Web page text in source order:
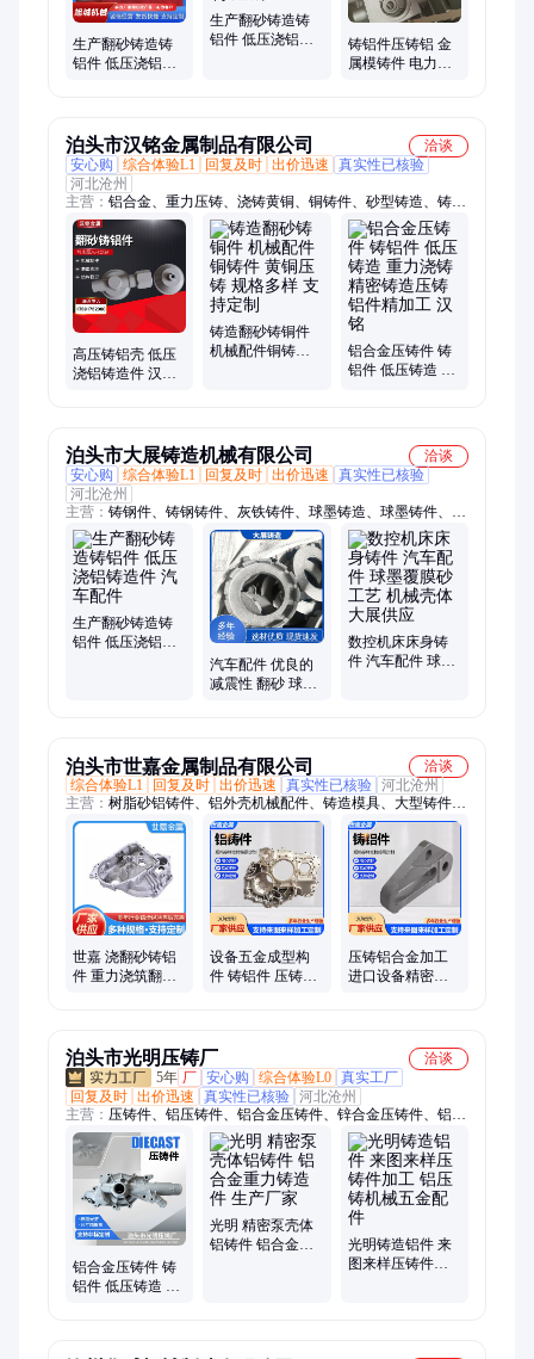
生产翻砂铸造铸
铝件 低压浇铝铸
生产翻砂铸造铸
铝件 低压浇铝铸
铸铝件压铸铝 金
属模铸件 电力金
泊头市汉铭金属制品有限公司
洽谈
安心购
综合体验L1 回复及时 出价迅速
真实性已核验
河北沧州
主营： 铝合金、重力压铸、浇铸黄铜、铜铸件、砂型铸造、铸件
定制、铸铝件、压铸铝件、球墨铸铁件、铝合金压铸件、铝铸
件、非标定做、机械五金、模具
高压铸铝壳 低压
浇铝铸造件 汉铭
铸造翻砂铸铜件
机械配件铜铸件
铝合金压铸件 铸
铝件 低压铸造 重
泊头市大展铸造机械有限公司
洽谈
安心购
综合体验L1 回复及时 出价迅速
真实性已核验
河北沧州
主营： 铸钢件、铸钢铸件、灰铁铸件、球墨铸造、球墨铸件、铸
铝件、消失模真空铸造、大型铸钢件、中型铸钢件、消失模铸钢
件、铸钢轮、铸铝锅
生产翻砂铸造铸
铝件 低压浇铝铸
汽车配件 优良的
减震性 翻砂 球墨
数控机床床身铸
件 汽车配件 球墨
泊头市世嘉金属制品有限公司
洽谈
综合体验L1
回复及时 出价迅速 真实性已核验 河北沧州
主营： 树脂砂铝铸件、铝外壳机械配件、铸造模具、大型铸件、
不锈钢铸造厂、铝合金铸件厂家、压铸铝件、砂铸件、压铸件、
铸铁件、铸铜件、翻砂铸造、铝合金、铝制模具
世嘉 浇翻砂铸铝
件 重力浇筑翻砂
设备五金成型构
件 铸铝件 压铸浇
压铸铝合金加工
进口设备精密压
泊头市光明压铸厂
洽谈
5年 厂 安心购 综合体验L0 真实工厂
回复及时 出价迅速 真实性已核验 河北沧州
主营： 压铸件、铝压铸件、铝合金压铸件、锌合金压铸件、铝铸
件
铝合金压铸件 铸
铝件 低压铸造 精
光明 精密泵壳体
铝铸件 铝合金重
光明铸造铝件 来
图来样压铸件加